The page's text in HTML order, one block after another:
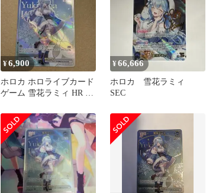
¥6,900
ホロカ ホロライブカード
ゲーム 雪花ラミィ HR ア
¥66,666
ホロカ 雪花ラミィ
SEC